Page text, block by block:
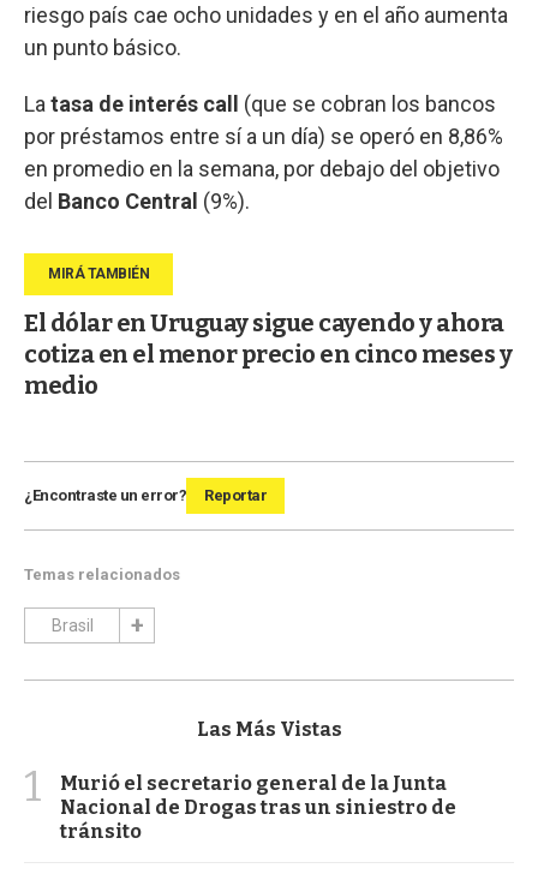
riesgo país cae ocho unidades y en el año aumenta
un punto básico.
La tasa de interés call
(que se cobran los bancos
por préstamos entre sí a un día) se operó en 8,86%
en promedio en la semana, por debajo del objetivo
del Banco Central (9%).
El dólar en Uruguay sigue cayendo y ahora
cotiza en el menor precio en cinco meses y
medio
¿Encontraste un error? Reportar
Temas relacionados
Brasil
Las Más Vistas
1
Murió el secretario general de la Junta
Nacional de Drogas tras un siniestro de
tránsito